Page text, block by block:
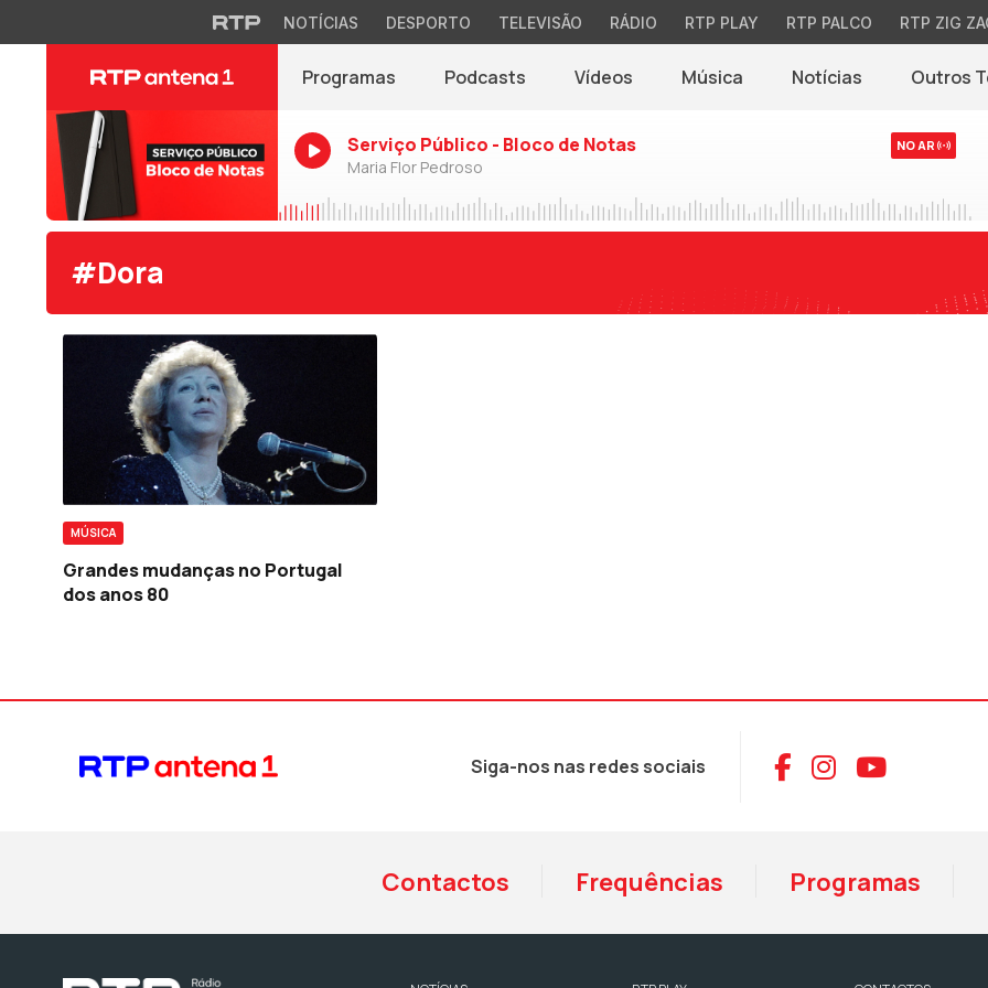
NOTÍCIAS DESPORTO TELEVISÃO RÁDIO RTP PLAY RTP PALCO RTP ZIG
Programas Podcasts Vídeos Música Notícias(abre em nova
Outros
Serviço Público - Bloco de Notas
Maria Flor Pedroso
NO AR
#Dora
MÚSICA
Grandes mudanças no Portugal
dos anos 80
Siga-nos nas redes sociais Aceder ao
Aceder ao
Aceder
Contactos Frequências Programas